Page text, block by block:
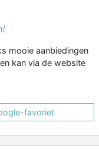
mooie aanbiedingen
kan via de website
favoriet